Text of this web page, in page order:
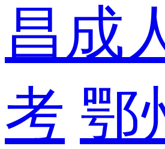
昌成
考 鄂